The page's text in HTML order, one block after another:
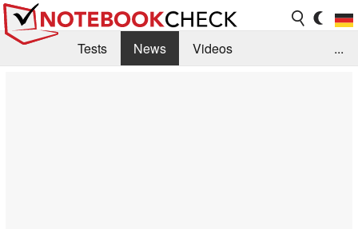
Tests News
Videos
...